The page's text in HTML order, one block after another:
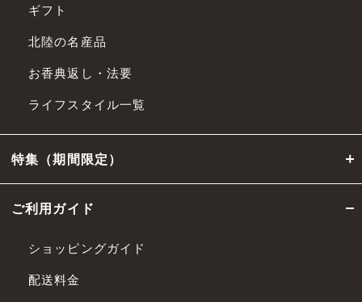
ギフト
北陸の名産品
お香典返し・法要
ライフスタイル一覧
特集（期間限定）
ご利用ガイド
ショッピングガイド
配送料金